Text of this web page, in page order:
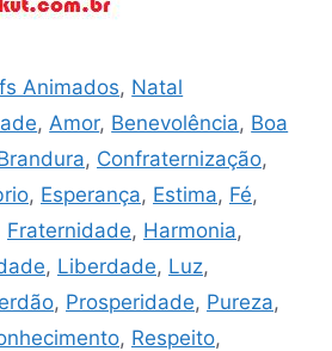
Animados, Natal
, Amor, Benevolência, Boa
, Confraternização,
, Esperança, Estima, Fé,
Fraternidade, Harmonia,
, Liberdade, Luz,
, Prosperidade, Pureza,
, Respeito,